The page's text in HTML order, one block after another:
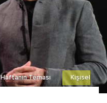
Haftanın Teması
Kişisel